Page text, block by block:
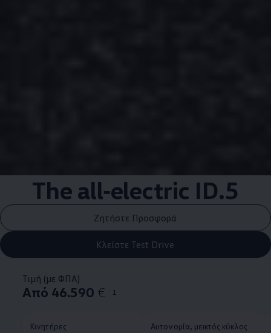
The all‑electric ID.5
Ζητήστε Προσφορά
Κλείστε Test Drive
Τιμή (με ΦΠΑ)
Από 46.590 € 1
Κινητήρες Αυτονομία, μεικτός κύκλος